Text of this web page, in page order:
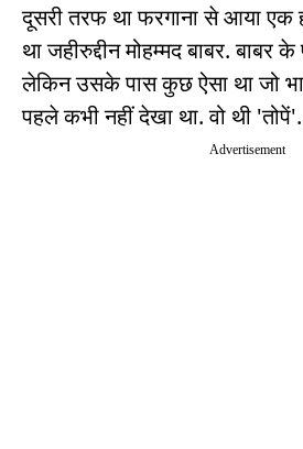
दूसरी तरफ था फरगाना से आया एक
था जहीरुद्दीन मोहम्मद बाबर. बाबर
लेकिन उसके पास कुछ ऐसा था जो
पहले कभी नहीं देखा था. वो थी
Advertisement